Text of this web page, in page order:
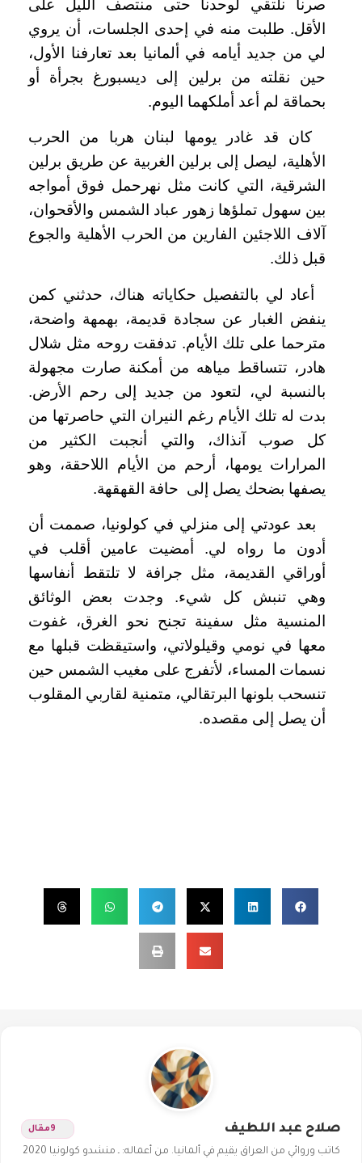
صرنا نلتقي لوحدنا حتى منتصف الليل على
الأقل. طلبت منه في إحدى الجلسات، أن يروي
لي من جديد أيامه في ألمانيا بعد تعارفنا الأول،
حين نقلته من برلين إلى ديسبورغ بجرأة أو
بحماقة لم أعد أملكهما اليوم.
كان قد غادر يومها لبنان هربا من الحرب
الأهلية، ليصل إلى برلين الغربية عن طريق برلين
الشرقية، التي كانت مثل نهرحمل فوق أمواجه
بين سهول تملؤها زهور عباد الشمس والأقحوان،
آلاف اللاجئين الفارين من الحرب الأهلية والجوع
قبل ذلك.
أعاد لي بالتفصيل حكاياته هناك، حدثني كمن
ينفض الغبار عن سجادة قديمة، بهمهة واضحة،
مترحما على تلك الأيام. تدفقت روحه مثل شلال
هادر، تتساقط مياهه من أمكنة صارت مجهولة
بالنسبة لي، لتعود من جديد إلى رحم الأرض.
بدت له تلك الأيام رغم النيران التي حاصرتها من
كل صوب آنذاك، والتي أنجبت الكثير من
المرارات يومها، أرحم من الأيام اللاحقة، وهو
يصفها بضحك يصل إلى حافة القهقهة.
بعد عودتي إلى منزلي في كولونيا، صممت أن
أدون ما رواه لي. أمضيت عامين أقلب في
أوراقي القديمة، مثل جرافة لا تلتقط أنفاسها
وهي تنبش كل شيء. وجدت بعض الوثائق
المنسية مثل سفينة تجنح نحو الغرق، غفوت
معها في نومي وقيلولاتي، واستيقظت قبلها مع
نسمات المساء، لأتفرج على مغيب الشمس حين
تنسحب بلونها البرتقالي، متمنية لقاربي المقلوب
أن يصل إلى مقصده.
صلاح عبد اللطيف 9مقال
كاتب وروائي من العراق يقيم في ألمانيا. من أعماله: ـ منشدو كولونيا 2020